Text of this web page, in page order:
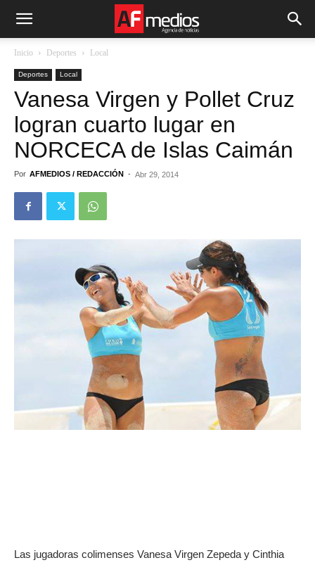
Inicio Deportes Local
Deportes Local
Vanesa Virgen y Pollet Cruz
logran cuarto lugar en
NORCECA de Islas Caimán
Por AFMEDIOS / REDACCIÓN - Abr 29, 2014
Las jugadoras colimenses Vanesa Virgen Zepeda y Cinthia